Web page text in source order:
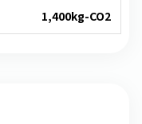
1,400kg-CO2